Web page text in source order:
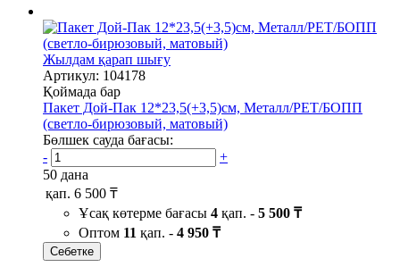
Жылдам қарап шығу
Артикул: 104178
Қоймада бар
Пакет Дой-Пак 12*23,5(+3,5)см, Металл/PET/БОПП
(светло-бирюзовый, матовый)
Бөлшек сауда бағасы:
-
+
50 дана
қап. 6 500 ₸
Ұсақ көтерме бағасы 4 қап. - 5 500 ₸
Оптом 11 қап. - 4 950 ₸
Себетке